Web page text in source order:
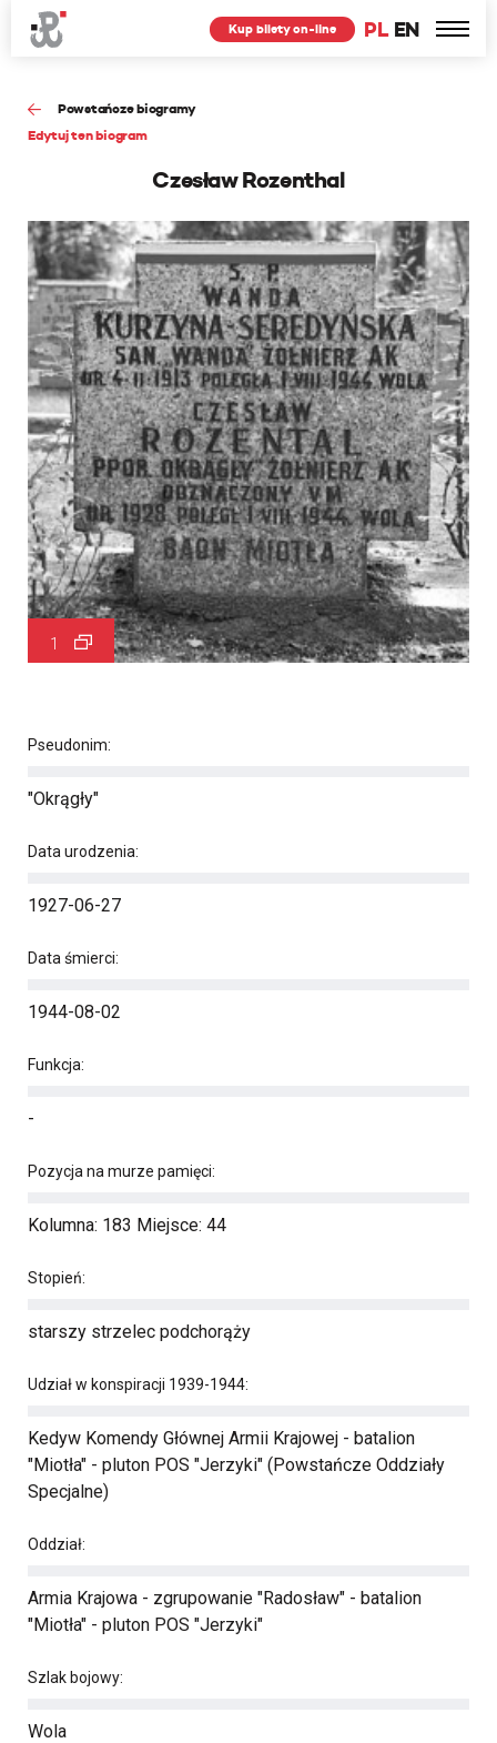
PL EN
Kup bilety on-line
Powstańcze biogramy
Edytuj ten biogram
Czesław Rozenthal
1
Pseudonim:
"Okrągły"
Data urodzenia:
1927-06-27
Data śmierci:
1944-08-02
Funkcja:
-
Pozycja na murze pamięci:
Kolumna: 183 Miejsce: 44
Stopień:
starszy strzelec podchorąży
Udział w konspiracji 1939-1944:
Kedyw Komendy Głównej Armii Krajowej - batalion
"Miotła" - pluton POS "Jerzyki" (Powstańcze Oddziały
Specjalne)
Oddział:
Armia Krajowa - zgrupowanie "Radosław" - batalion
"Miotła" - pluton POS "Jerzyki"
Szlak bojowy:
Wola